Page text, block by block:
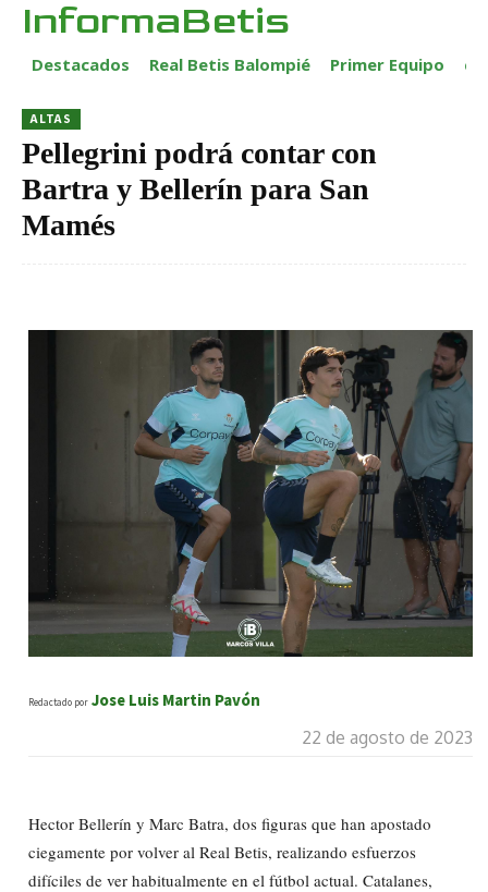
InformaBetis
Destacados Real Betis Balompié Primer Equipo
ALTAS
Pellegrini podrá contar con
Bartra y Bellerín para San
Mamés
Redactado por Jose Luis Martin Pavón
22 de agosto de 2023
Hector Bellerín y Marc Batra, dos figuras que han apostado
ciegamente por volver al Real Betis, realizando esfuerzos
difíciles de ver habitualmente en el fútbol actual. Catalanes,